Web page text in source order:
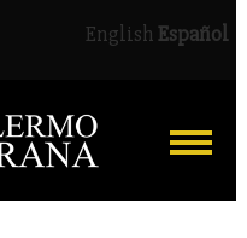
English Español